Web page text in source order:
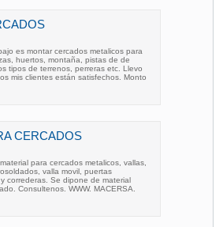
es montar cercados metalicos para
huertos, montaña, pistas de de
tipos de terrenos, perreras etc. Llevo
mis clientes están satisfechos. Monto
CERCADOS
para cercados metalicos, vallas,
valla movil, puertas
correderas. Se dipone de material
Consultenos. WWW. MACERSA.